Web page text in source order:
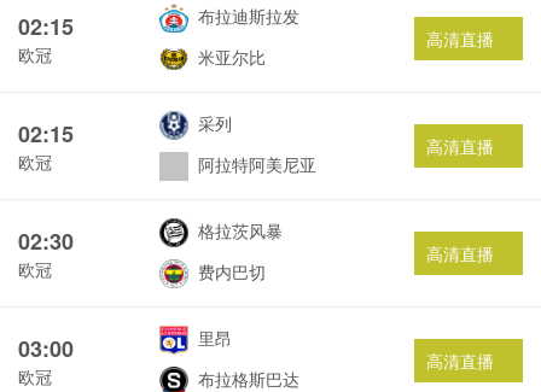
02:15
欧冠
布拉迪斯拉发
米亚尔比
高清直播
02:15
欧冠
采列
阿拉特阿美尼亚
高清直播
02:30
欧冠
格拉茨风暴
费内巴切
高清直播
03:00
欧冠
里昂
布拉格斯巴达
高清直播